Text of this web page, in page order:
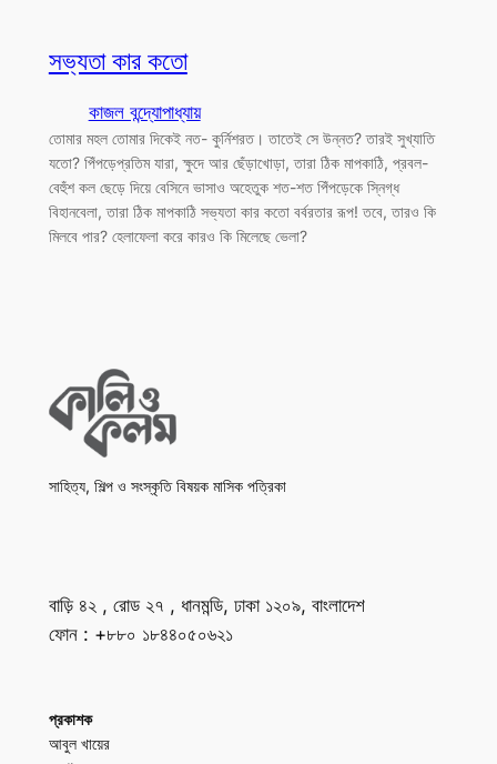
সভ্যতা কার কতো
কাজল বন্দ্যোপাধ্যায়
তোমার মহল তোমার দিকেই নত- কুর্নিশরত। তাতেই সে উন্নত? তারই সুখ্যাতি
যতো? পিঁপড়েপ্রতিম যারা, ক্ষুদে আর ছেঁড়াখোড়া, তারা ঠিক মাপকাঠি, প্রবল-
বেহুঁশ কল ছেড়ে দিয়ে বেসিনে ভাসাও অহেতুক শত-শত পিঁপড়েকে স্নিগ্ধ
বিহানবেলা, তারা ঠিক মাপকাঠি সভ্যতা কার কতো বর্বরতার রূপ! তবে, তারও কি
মিলবে পার? হেলাফেলা করে কারও কি মিলেছে ভেলা?
সাহিত্য, শিল্প ও সংস্কৃতি বিষয়ক মাসিক পত্রিকা
বাড়ি ৪২ , রোড ২৭ , ধানমন্ডি, ঢাকা ১২০৯, বাংলাদেশ
ফোন : +৮৮০ ১৮৪৪০৫০৬২১
প্রকাশক
আবুল খায়ের